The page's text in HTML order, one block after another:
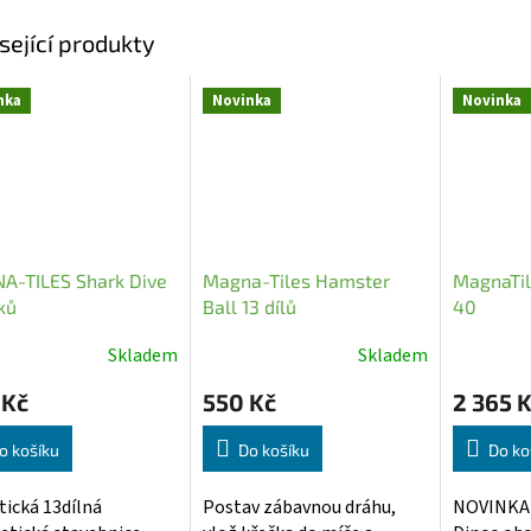
produkty
TILES Shark Dive
Skladem
košíku
13dílná
Novinka
Magna-Tiles Hamster
Ball 13 dílů
Skladem
550 Kč
Do košíku
Postav zábavnou dráhu,
Novinka
40
produktu
5,0
5
2 365
Do